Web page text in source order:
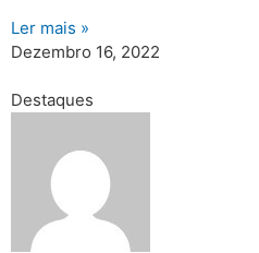
Ler mais »
Dezembro 16, 2022
Destaques